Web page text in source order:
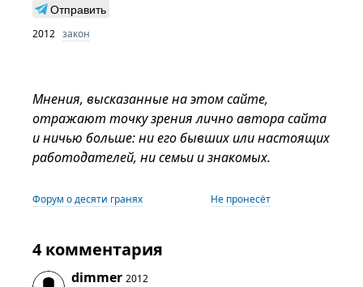
Отправить
2012 закон
Мнения, высказанные на этом сайте,
отражают точку зрения лично автора сайта
и ничью больше: ни его бывших или настоящих
работодателей, ни семьи и знакомых.
Форум о десяти гранях Не пронесёт
4 комментария
dimmer 2012